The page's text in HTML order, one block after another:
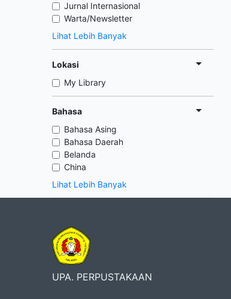
Jurnal Internasional
Warta/Newsletter
Lihat Lebih Banyak
Lokasi
My Library
Bahasa
Bahasa Asing
Bahasa Daerah
Belanda
China
Lihat Lebih Banyak
UPA. PERPUSTAKAAN